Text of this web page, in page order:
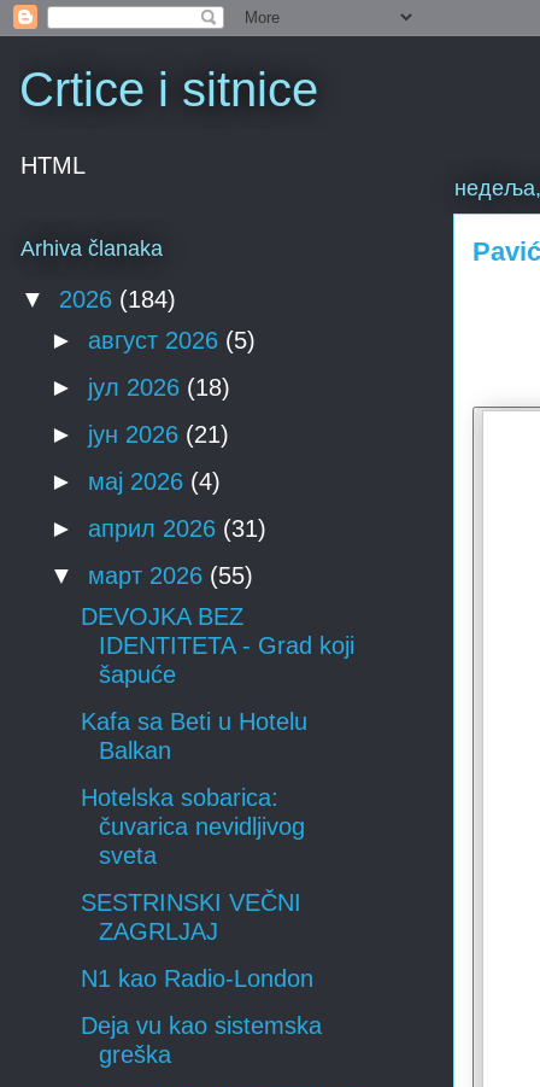
Crtice i sitnice
HTML
Arhiva članaka
▼ 2026 (184)
► август 2026 (5)
► јул 2026 (18)
► јун 2026 (21)
► мај 2026 (4)
► април 2026 (31)
▼ март 2026 (55)
DEVOJKA BEZ
IDENTITETA - Grad koji
šapuće
Kafa sa Beti u Hotelu
Balkan
Hotelska sobarica:
čuvarica nevidljivog
sveta
SESTRINSKI VEČNI
ZAGRLJAJ
N1 kao Radio-London
Deja vu kao sistemska
greška